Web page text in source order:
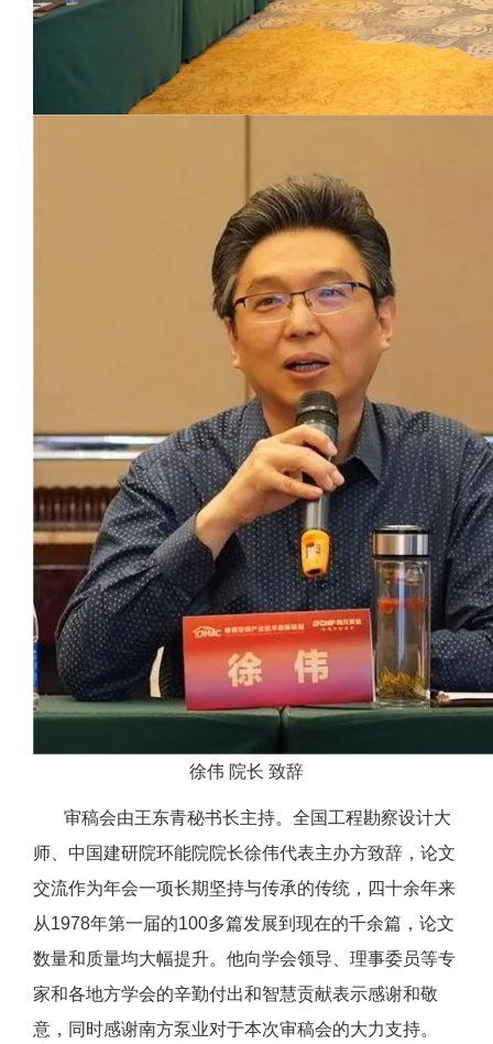
徐伟 院长 致辞
审稿会由王东青秘书长主持。全国工程勘察设计大
师、中国建研院环能院院长徐伟代表主办方致辞，论文
交流作为年会一项长期坚持与传承的传统，四十余年来
从1978年第一届的100多篇发展到现在的千余篇，论文
数量和质量均大幅提升。他向学会领导、理事委员等专
家和各地方学会的辛勤付出和智慧贡献表示感谢和敬
意，同时感谢南方泵业对于本次审稿会的大力支持。